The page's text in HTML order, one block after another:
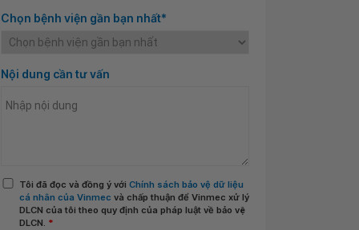
Chọn bệnh viện gần bạn nhất*
Nội dung cần tư vấn
Tôi đã đọc và đồng ý với Chính sách bảo vệ dữ liệu
cá nhân của Vinmec và chấp thuận để Vinmec xử lý
DLCN của tôi theo quy định của pháp luật về bảo vệ
DLCN. *